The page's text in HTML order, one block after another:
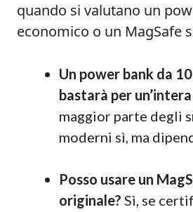
quando si valutano un
economico o un MagSafe
Un power bank da
bastarà per
maggior parte degli
moderni sì, ma
Posso usare un
originale? Sì, se